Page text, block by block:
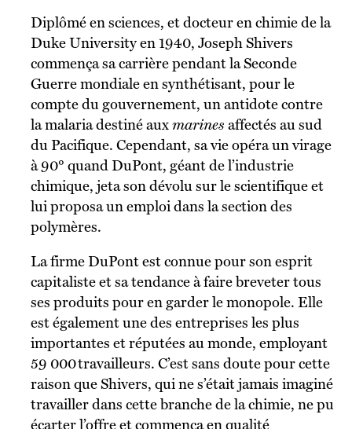
Diplômé en sciences, et docteur en chimie de la
Duke University en 1940, Joseph Shivers
commença sa carrière pendant la Seconde
Guerre mondiale en synthétisant, pour le
compte du gouvernement, un antidote contre
la malaria destiné auxmarines affectés au sud
du Pacifique. Cependant, sa vie opéra un virage
à 90° quand DuPont, géant de l’industrie
chimique, jeta son dévolu sur le scientifique et
lui proposa un emploi dans la section des
polymères.
La firme DuPont est connue pour son esprit
capitaliste et sa tendance à faire breveter tous
ses produits pour en garder le monopole. Elle
est également une des entreprises les plus
importantes et réputées au monde, employant
59 000 travailleurs. C’est sans doute pour cette
raison que Shivers, qui ne s’était jamais imaginé
travailler dans cette branche de la chimie, ne pu
écarter l’offre et commença en qualité